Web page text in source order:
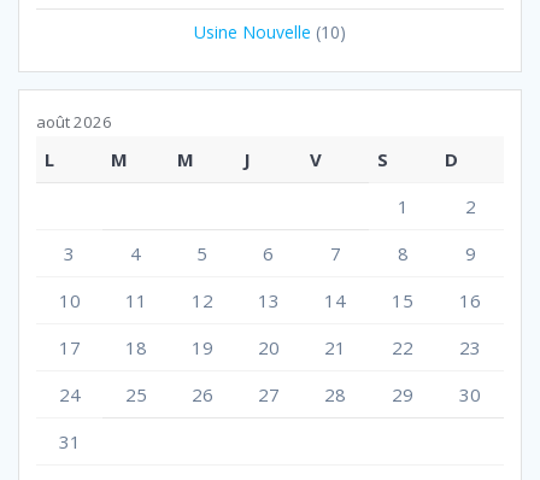
Usine Nouvelle (10)
août 2026
L M M J V S
D
1
2
3
4 5 6 7 8
9
10
11 12 13 14 15
16
17
18 19 20 21 22
23
24
25 26 27 28 29
30
31